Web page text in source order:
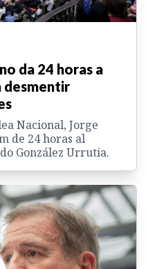
da 24 horas a
desmentir
Nacional, Jorge
de 24 horas al
González Urrutia.